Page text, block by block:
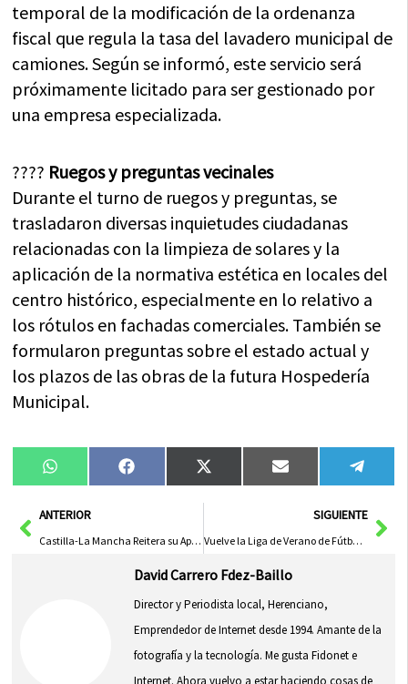
temporal de la modificación de la ordenanza
fiscal que regula la tasa del lavadero municipal de
camiones. Según se informó, este servicio será
próximamente licitado para ser gestionado por
una empresa especializada.
???? Ruegos y preguntas vecinales
Durante el turno de ruegos y preguntas, se
trasladaron diversas inquietudes ciudadanas
relacionadas con la limpieza de solares y la
aplicación de la normativa estética en locales del
centro histórico, especialmente en lo relativo a
los rótulos en fachadas comerciales. También se
formularon preguntas sobre el estado actual y
los plazos de las obras de la futura Hospedería
Municipal.
Compartir
en
WhatsAppCompartir
en
FacebookCompartir
en
X
(Twitter)
Compartir
en
Email
en
AntANTERIOR
Castilla-La Mancha Reitera su Apoyo a las Personas con Sordoceguera en el Día de la ONCE con Iniciativas Inclusivas y Solidarias
SIGUIENTE
Vuelve la Liga de Verano de Fútbol-Sala ‘Jóvenes Promesas’ en Herencia
David Carrero Fdez-Baillo
Director y Periodista local, Herenciano,
Emprendedor de Internet desde 1994. Amante de la
fotografía y la tecnología. Me gusta Fidonet e
Internet. Ahora vuelvo a estar haciendo cosas de